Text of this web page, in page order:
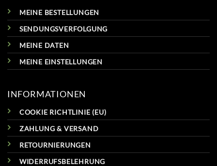
MEINE BESTELLUNGEN
SENDUNGSVERFOLGUNG
MEINE DATEN
MEINE EINSTELLUNGEN
INFORMATIONEN
COOKIE RICHTLINIE (EU)
ZAHLUNG & VERSAND
RETOURNIERUNGEN
WIDERRUFSBELEHRUNG